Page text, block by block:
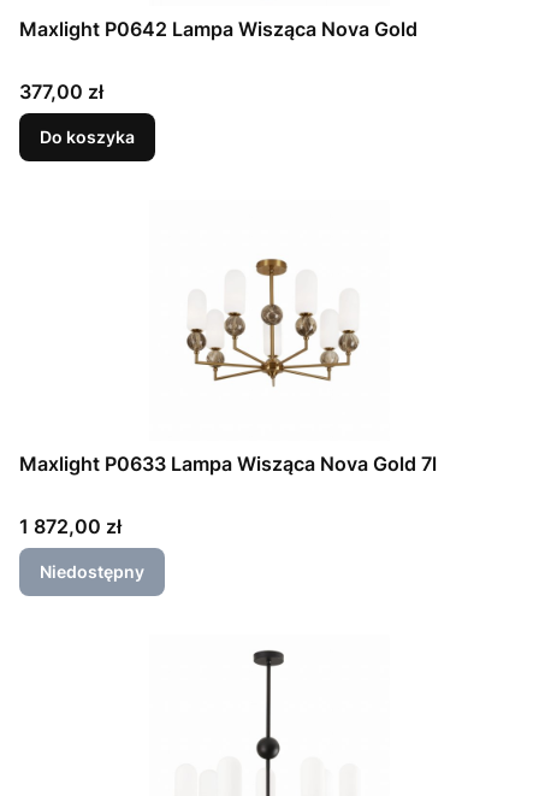
Maxlight P0642 Lampa Wisząca Nova Gold
Cena
377,00 zł
Do koszyka
Maxlight P0633 Lampa Wisząca Nova Gold 7l
Cena
1 872,00 zł
Niedostępny